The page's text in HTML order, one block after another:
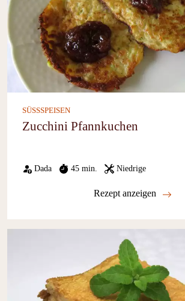
SÜSSSPEISEN
Zucchini Pfannkuchen
Dada 45 min. Niedrige
Rezept anzeigen